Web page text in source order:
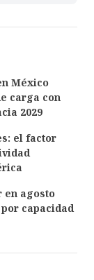
México
carga con
2029
el factor
en agosto
capacidad